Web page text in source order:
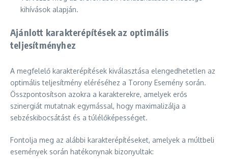
kihívások alapján.
Ajánlott karakterépítések az optimális
teljesítményhez
A megfelelő karakterépítések kiválasztása elengedhetetlen az
optimális teljesítmény eléréséhez a Torony Esemény során.
Összpontosítson azokra a karakterekre, amelyek erős
szinergiát mutatnak egymással, hogy maximalizálja a
sebzéskibocsátást és a túlélőképességet.
Fontolja meg az alábbi karakterépítéseket, amelyek a múltbeli
események során hatékonynak bizonyultak: